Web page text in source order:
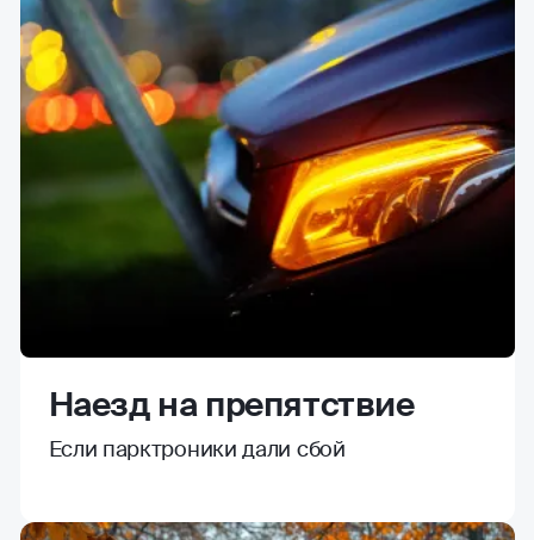
Наезд на препятствие
Если парктроники дали сбой